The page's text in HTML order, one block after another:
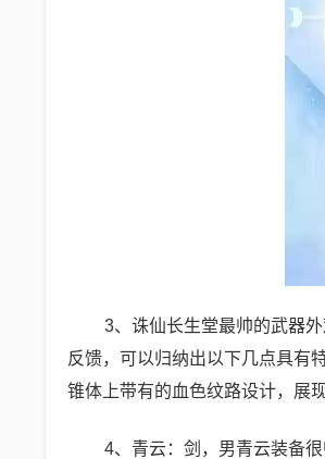
3、诛仙长生堂最帅的武器
反馈，可以归纳出以下几点具有
锥体上带有的血色纹路设计，展
4、青云：剑，男青云装备